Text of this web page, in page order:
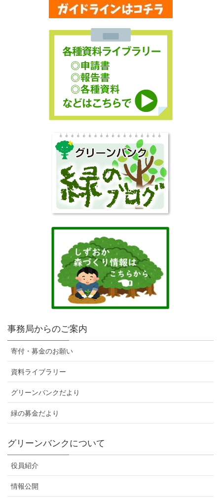
事務局からのご案内
寄付・募金のお願い
資料ライブラリー
グリーンバンクだより
緑の募金だより
グリーンバンクについて
役員紹介
情報公開